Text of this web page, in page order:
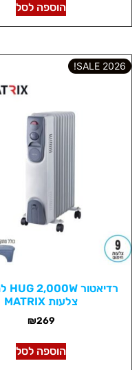
הוספה לסל
2026 SALE!
צלעות MATRIX
₪269
הוספה לסל